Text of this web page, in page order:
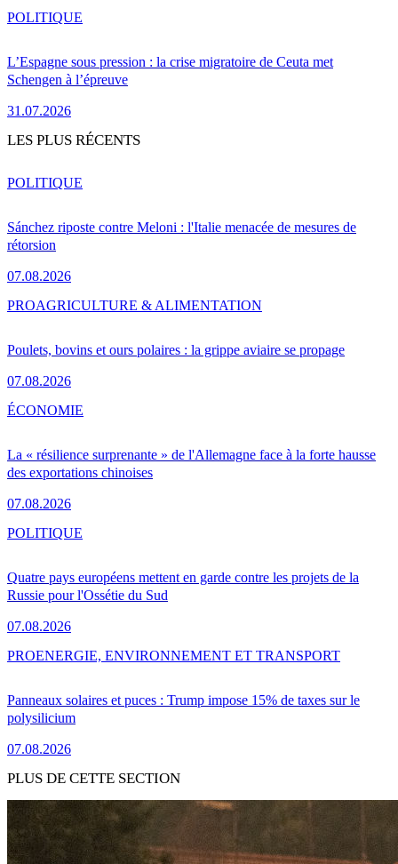
L’Espagne sous pression : la crise migratoire de Ceuta met
Schengen à l’épreuve
31.07.2026
POLITIQUE
LES PLUS RÉCENTS
Sánchez riposte contre Meloni : l'Italie menacée de mesures de
rétorsion
07.08.2026
POLITIQUE
Poulets, bovins et ours polaires : la grippe aviaire se propage
07.08.2026
PROAGRICULTURE & ALIMENTATION
La « résilience surprenante » de l'Allemagne face à la forte hausse
des exportations chinoises
07.08.2026
ÉCONOMIE
Quatre pays européens mettent en garde contre les projets de la
Russie pour l'Ossétie du Sud
07.08.2026
POLITIQUE
Panneaux solaires et puces : Trump impose 15% de taxes sur le
polysilicium
07.08.2026
PROENERGIE, ENVIRONNEMENT ET TRANSPORT
PLUS DE CETTE SECTION